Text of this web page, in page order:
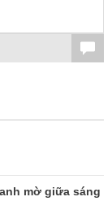
mờ giữa sáng